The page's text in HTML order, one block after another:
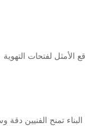
الأمثل لفتحات التهوية
تمنح الفنيين دقة